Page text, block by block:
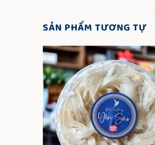
SẢN PHẨM TƯƠNG TỰ